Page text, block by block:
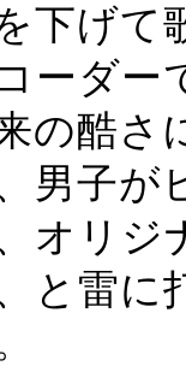
下げて
ー ダー
の酷さ
男子が
オリジ
と雷に